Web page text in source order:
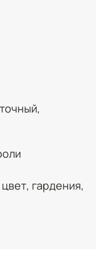
белоцветочный
строят белый
аромат
глубину и
Million известна
и более) и
уместна
в ресторан и
умеренном
гардения,